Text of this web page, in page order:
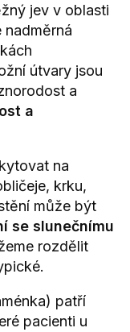
jev v oblasti
nadměrná
útvary jsou
a
a
na
krku,
může být
se slunečnímu
rozdělit
patří
pacienti u